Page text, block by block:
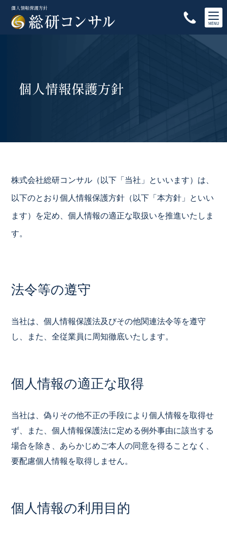
個人情報保護方針
個人情報保護方針
株式会社総研コンサル（以下「当社」といいます）は、
以下のとおり個人情報保護方針（以下「本方針」といい
ます）を定め、個人情報の適正な取扱いを推進いたしま
す。
法令等の遵守
当社は、個人情報保護法及びその他関連法令等を遵守
し、また、全従業員に周知徹底いたします。
個人情報の適正な取得
当社は、偽りその他不正の手段により個人情報を取得せ
ず、また、個人情報保護法に定める例外事由に該当する
場合を除き、あらかじめご本人の同意を得ることなく、
要配慮個人情報を取得しません。
個人情報の利用目的